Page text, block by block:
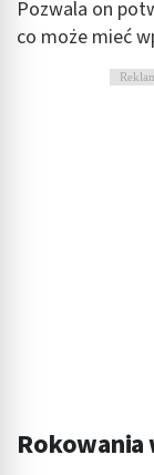
Pozwala on
co może mieć
Rokowania
Reklama /